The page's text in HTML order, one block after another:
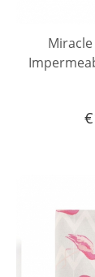
Miracle
€